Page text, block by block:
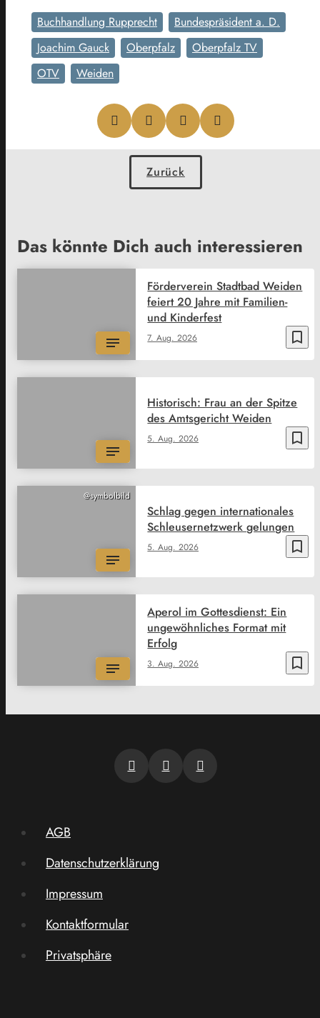
Buchhandlung Rupprecht
Bundespräsident a. D.
Joachim Gauck
Oberpfalz
Oberpfalz TV
OTV
Weiden
Zurück
Das könnte Dich auch interessieren
bookmark_border
7. Aug. 2026
Förderverein Stadtbad Weiden
feiert 20 Jahre mit Familien-
und Kinderfest
bookmark_border
5. Aug. 2026
Historisch: Frau an der Spitze
des Amtsgericht Weiden
@symbolbild
bookmark_border
5. Aug. 2026
Schlag gegen internationales
Schleusernetzwerk gelungen
bookmark_border
3. Aug. 2026
Aperol im Gottesdienst: Ein
ungewöhnliches Format mit
Erfolg
AGB
Datenschutzerklärung
Impressum
Kontaktformular
Privatsphäre